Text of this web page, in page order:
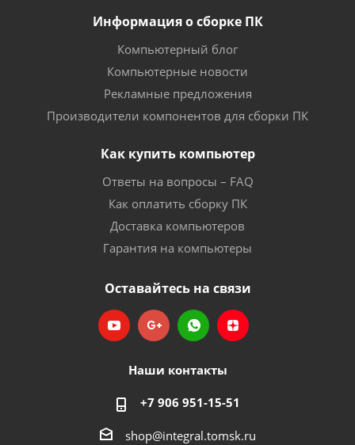
Информация о сборке ПК
Компьютерный блог
Компьютерные новости
Рекламные предложения
Производители компонентов для сборки ПК
Как купить компьютер
Ответы на вопросы – FAQ
Как оплатить сборку ПК
Доставка компьютеров
Гарантия на компьютеры
Оставайтесь на связи
Наши контакты
+7 906 951-15-51
shop@integral.tomsk.ru